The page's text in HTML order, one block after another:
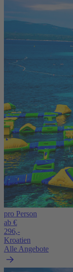
pro Person
ab €
296,-
Kroatien
Alle Angebote